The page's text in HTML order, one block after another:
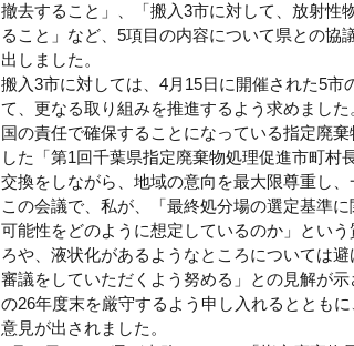
撤去すること」、「搬入3市に対して、放射性
ること」など、5項目の内容について県との協
出しました。
搬入3市に対しては、4月15日に開催された5
て、更なる取り組みを推進するよう求めました
国の責任で確保することになっている指定廃
した「第1回千葉県指定廃棄物処理促進市町
交換をしながら、地域の意向を最大限尊重し
この会議で、私が、「最終処分場の選定基準
可能性をどのように想定しているのか」とい
ろや、液状化があるようなところについては
審議をしていただくよう努める」との見解が
の26年度末を厳守するよう申し入れるととも
意見が出されました。